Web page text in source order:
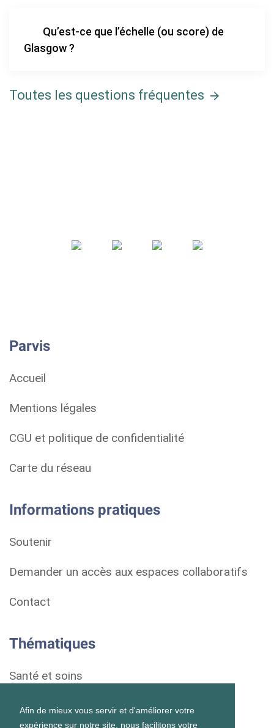
Afin de mieux vous servir et d'améliorer votre
expérience sur notre site, nous facilitons votre
Qu’est-ce que l’échelle (ou score) de
Glasgow ?
Toutes les questions fréquentes
Parvis
Accueil
Mentions légales
CGU et politique de confidentialité
Carte du réseau
Informations pratiques
Soutenir
Demander un accès aux espaces collaboratifs
Contact
Thématiques
Santé et soins
Droits et démarches